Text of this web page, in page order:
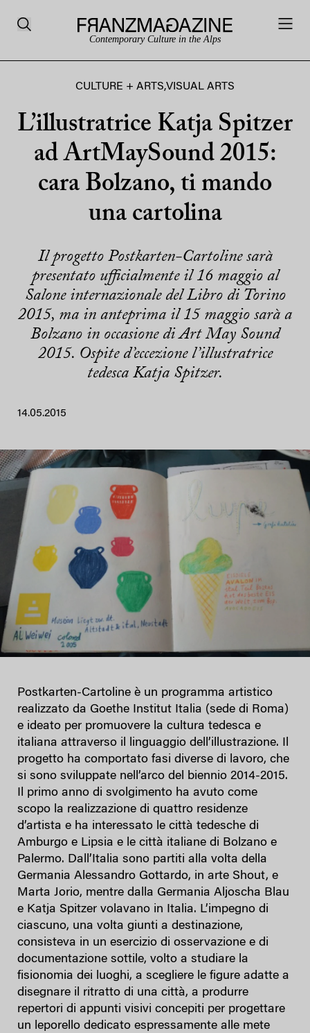
Contemporary Culture in the Alps
CULTURE + ARTS,VISUAL ARTS
L’illustratrice Katja Spitzer
ad ArtMaySound 2015:
cara Bolzano, ti mando
una cartolina
Il progetto Postkarten-Cartoline sarà
presentato ufficialmente il 16 maggio al
Salone internazionale del Libro di Torino
2015, ma in anteprima il 15 maggio sarà a
Bolzano in occasione di Art May Sound
2015. Ospite d’eccezione l’illustratrice
tedesca Katja Spitzer.
14.05.2015
Postkarten-Cartoline è un programma artistico
realizzato da Goethe Institut Italia (sede di Roma)
e ideato per promuovere la cultura tedesca e
italiana attraverso il linguaggio dell’illustrazione. Il
progetto ha comportato fasi diverse di lavoro, che
si sono sviluppate nell’arco del biennio 2014-2015.
Il primo anno di svolgimento ha avuto come
scopo la realizzazione di quattro residenze
d’artista e ha interessato le città tedesche di
Amburgo e Lipsia e le città italiane di Bolzano e
Palermo. Dall’Italia sono partiti alla volta della
Germania Alessandro Gottardo, in arte Shout, e
Marta Jorio, mentre dalla Germania Aljoscha Blau
e Katja Spitzer volavano in Italia. L’impegno di
ciascuno, una volta giunti a destinazione,
consisteva in un esercizio di osservazione e di
documentazione sottile, volto a studiare la
fisionomia dei luoghi, a scegliere le figure adatte a
disegnare il ritratto di una città, a produrre
repertori di appunti visivi concepiti per progettare
un leporello dedicato espressamente alle mete